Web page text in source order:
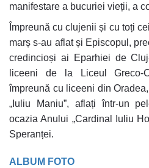
manifestare a bucuriei vieții, a
Împreună cu clujenii și cu toți
marș s-au aflat și Episcopul,
credincioși ai Eparhiei de
liceeni de la Liceul Greco-
împreună cu liceeni din
„Iuliu Maniu”, aflați într-un
ocazia Anului „Cardinal Iuliu
Speranței.
ALBUM FOTO